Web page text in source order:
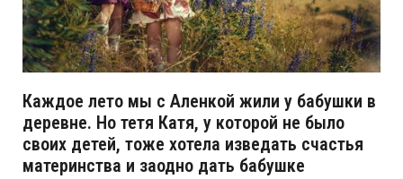
Каждое лето мы с Аленкой жили у бабушки в
деревне. Но тетя Катя, у которой не было
своих детей, тоже хотела изведать счастья
материнства и заодно дать бабушке